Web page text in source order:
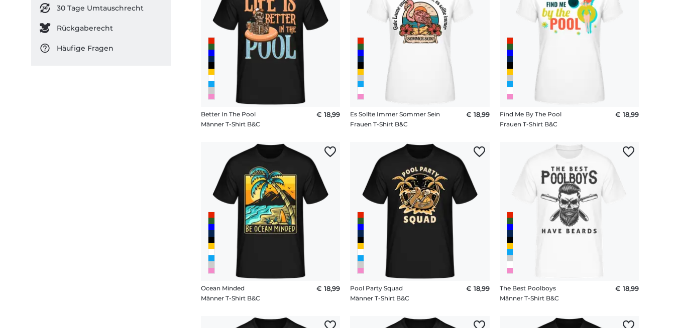
30 Tage Umtauschrecht
Rückgaberecht
Häufige Fragen
Better In The Pool
Männer T-Shirt B&C
€ 18,99
Es Sollte Immer Sommer Sein
Frauen T-Shirt B&C
€ 18,99
Find Me By The Pool
Frauen T-Shirt B&C
€ 18,99
Ocean Minded
Männer T-Shirt B&C
€ 18,99
Pool Party Squad
Männer T-Shirt B&C
€ 18,99
The Best Poolboys
Männer T-Shirt B&C
€ 18,99